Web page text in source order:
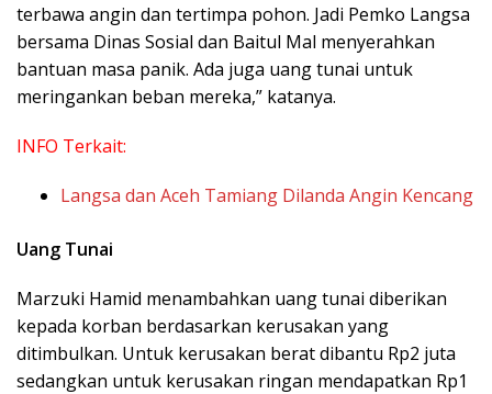
terbawa angin dan tertimpa pohon. Jadi Pemko Langsa
bersama Dinas Sosial dan Baitul Mal menyerahkan
bantuan masa panik. Ada juga uang tunai untuk
meringankan beban mereka,” katanya.
INFO Terkait:
Langsa dan Aceh Tamiang Dilanda Angin Kencang
Uang Tunai
Marzuki Hamid menambahkan uang tunai diberikan
kepada korban berdasarkan kerusakan yang
ditimbulkan. Untuk kerusakan berat dibantu Rp2 juta
sedangkan untuk kerusakan ringan mendapatkan Rp1